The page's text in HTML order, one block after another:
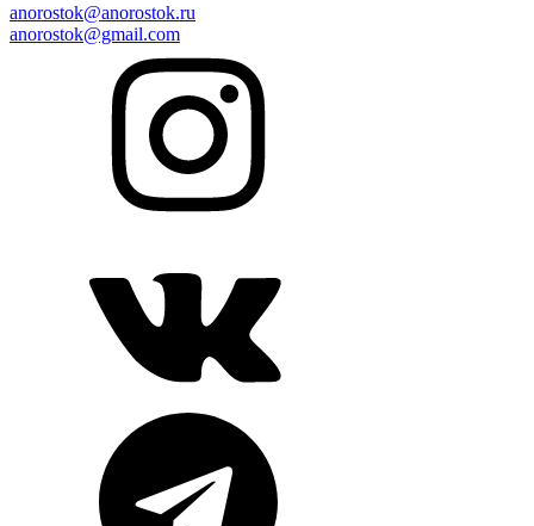
anorostok@anorostok.ru
anorostok@gmail.com